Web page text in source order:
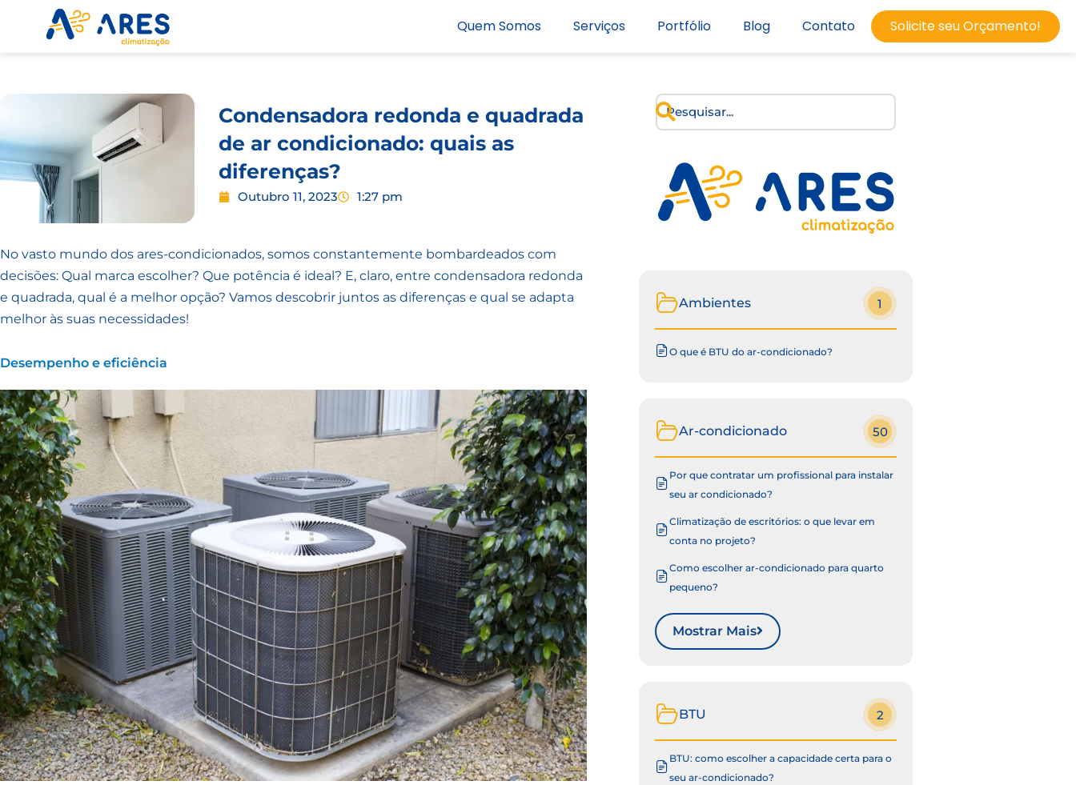
Quem Somos Serviços Portfólio Blog Contato Solicite seu Orçamento!
Condensadora redonda e quadrada
de ar condicionado: quais as
diferenças?
Outubro 11, 2023 1:27 pm
No vasto mundo dos ares-condicionados, somos constantemente bombardeados com
decisões: Qual marca escolher? Que potência é ideal? E, claro, entre condensadora redonda
e quadrada, qual é a melhor opção? Vamos descobrir juntos as diferenças e qual se adapta
melhor às suas necessidades!
Desempenho e eficiência
Ambientes 1
O que é BTU do ar-condicionado?
Ar-condicionado 50
Por que contratar um profissional para instalar
seu ar condicionado?
Climatização de escritórios: o que levar em
conta no projeto?
Como escolher ar-condicionado para quarto
pequeno?
Mostrar Mais
BTU 2
BTU: como escolher a capacidade certa para o
seu ar-condicionado?